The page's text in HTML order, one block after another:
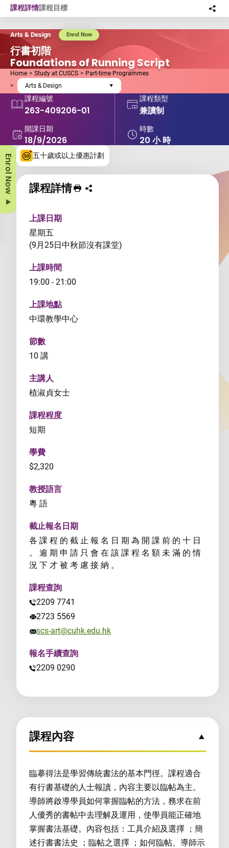
Skip to main content
Arts & Design Enrol Now
行書初階
Foundations of Running Script
Home Study at CUSCS
Part-time Programmes
Arts & Design
課程編號
263-409206-01
課程類型
兼讀制
開課日期
18/9/2026
時數
20 小 時
課程詳情課程目標
Enrol Now 課程詳情 列印 課程
分享課程至
五十歲或以上優惠計劃
上課日期
星期五
(9月25日中秋節沒有課堂)
上課時間
19:00 - 21:00
上課地點
中環教學中心
節數
10 講
主講人
植淑貞女士
課程程度
短期
學費
$2,320
教授語言
粵 語
截止報名日期
各 課 程 的 截 止 報 名 日 期 為 開 課 前 的 十 日
。 逾 期 申 請 只 會 在 該 課 程 名 額 未 滿 的 情
況 下 才 被 考 慮 接 納 。
課程查詢
2209 7741
2723 5569
scs-art@cuhk.edu.hk
報名手續查詢
2209 0290
課程內容
臨摹得法是學習傳統書法的基本門徑。課程適合
有行書基礎的人士報讀，內容主要以臨帖為主。
導師將啟導學員如何掌握臨帖的方法，務求在前
人優秀的書帖中去理解及運用，使學員能正確地
掌握書法基礎。內容包括：工具介紹及選擇 ；簡
述行書書法史 ；臨帖之選擇 ；如何臨帖、導師示